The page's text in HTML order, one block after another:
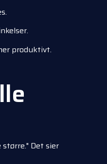
produktivt.
Det sier